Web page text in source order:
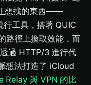
想找的東西——
工具，搭著 QUIC
路徑上換取效能，而
過 HTTP/3 進行代
想法打造了 iCloud
Relay 與 VPN 的比